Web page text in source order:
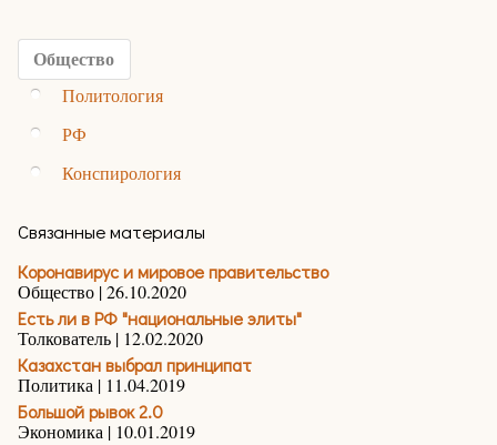
Общество
Политология
РФ
Конспирология
Связанные материалы
Коронавирус и мировое правительство
Общество | 26.10.2020
Есть ли в РФ "национальные элиты"
Толкователь | 12.02.2020
Казахстан выбрал принципат
Политика | 11.04.2019
Большой рывок 2.0
Экономика | 10.01.2019